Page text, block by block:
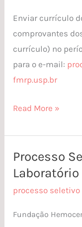
Enviar currículo
comprovantes
currículo) no
para o e-mail:
fmrp.usp.br
Read More »
Processo
Laboratório
processo seletivo
Fundação
Processo
Seletivo
–
de